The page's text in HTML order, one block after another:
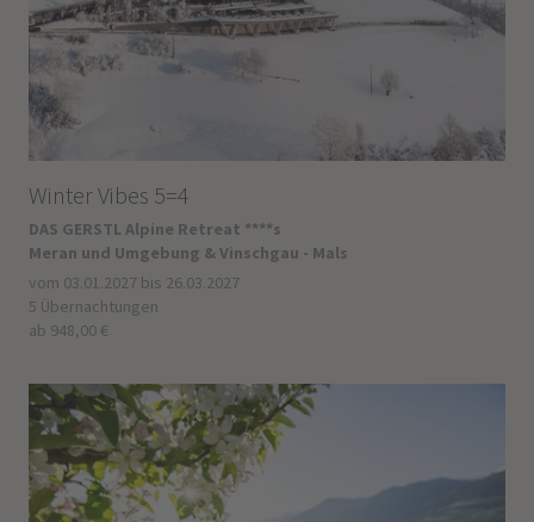
Winter Vibes 5=4
DAS GERSTL Alpine Retreat ****s
Meran und Umgebung & Vinschgau - Mals
vom 03.01.2027 bis 26.03.2027
5 Übernachtungen
ab 948,00 €